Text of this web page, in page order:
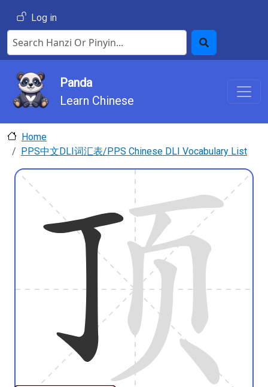
User account menu
Log in
Search Hanzi or Pinyin
Search
Panda
Learn Chinese
Home
PPS中文DLI词汇表/PPS Chinese DLI Vocabulary List